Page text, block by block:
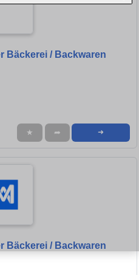
Bäckerei / Backwaren
★ ➦ ➜
Bäckerei / Backwaren